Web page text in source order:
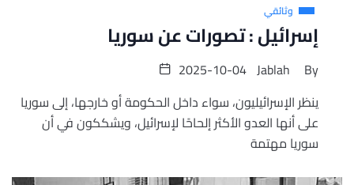
وثائقي
إسرائيل : تصورات عن سوريا
By
Jablah
2025-10-04
ينظر الإسرائيليون، سواء داخل الحكومة أو خارجها، إلى سوريا
على أنها العدو الأكثر إلحاحًا لإسرائيل، ويشككون في أن
سوريا مهتمة